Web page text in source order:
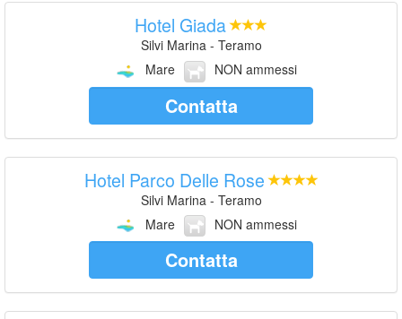
Hotel Giada
Silvi Marina - Teramo
Mare
NON ammessi
Contatta
Hotel Parco Delle Rose
Silvi Marina - Teramo
Mare
NON ammessi
Contatta